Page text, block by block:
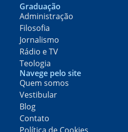
Graduação
Administração
Filosofia
Jornalismo
Rádio e TV
Teologia
Navege pelo site
Quem somos
Vestibular
Blog
Contato